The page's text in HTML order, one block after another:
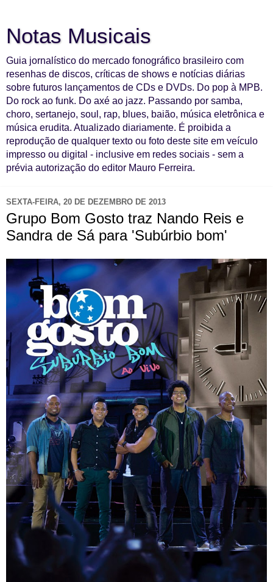
Notas Musicais
Guia jornalístico do mercado fonográfico brasileiro com
resenhas de discos, críticas de shows e notícias diárias
sobre futuros lançamentos de CDs e DVDs. Do pop à MPB.
Do rock ao funk. Do axé ao jazz. Passando por samba,
choro, sertanejo, soul, rap, blues, baião, música eletrônica e
música erudita. Atualizado diariamente. É proibida a
reprodução de qualquer texto ou foto deste site em veículo
impresso ou digital - inclusive em redes sociais - sem a
prévia autorização do editor Mauro Ferreira.
SEXTA-FEIRA, 20 DE DEZEMBRO DE 2013
Grupo Bom Gosto traz Nando Reis e
Sandra de Sá para 'Subúrbio bom'